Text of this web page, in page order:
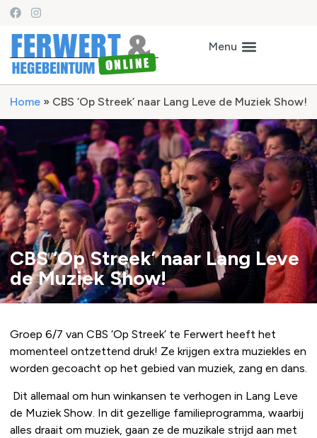
Home » CBS ‘Op Streek’ naar Lang Leve de Muziek Show!
CBS ‘Op Streek’ naar Lang Leve
de Muziek Show!
Groep 6/7 van CBS ‘Op Streek’ te Ferwert heeft het
momenteel ontzettend druk! Ze krijgen extra muziekles en
worden gecoacht op het gebied van muziek, zang en dans.
Dit allemaal om hun winkansen te verhogen in Lang Leve
de Muziek Show. In dit gezellige familieprogramma, waarbij
alles draait om muziek, gaan ze de muzikale strijd aan met